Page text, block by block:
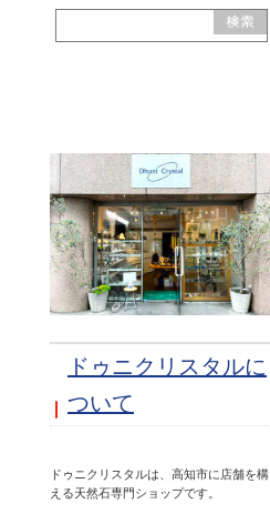
ドゥニクリスタルに
ついて
ドゥニクリスタルは、高知市に店舗を構
える天然石専門ショップです。